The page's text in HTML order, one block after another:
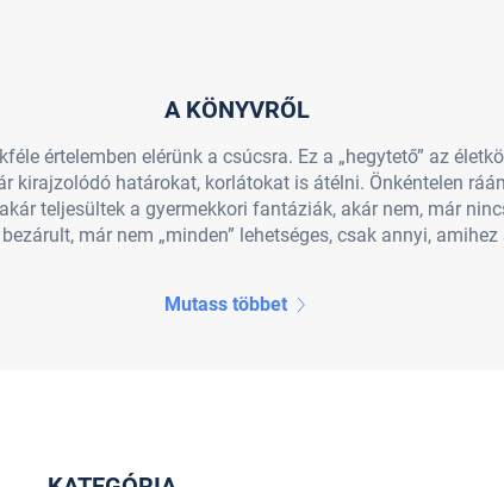
A KÖNYVRŐL
értelemben elérünk a csúcsra. Ez a „hegytető” az
kirajzolódó határokat, korlátokat is átélni. Önkéntelen
teljesültek a gyermekkori fantáziák, akár nem, már
már nem „minden” lehetséges, csak annyi, amihez
Mutass többet